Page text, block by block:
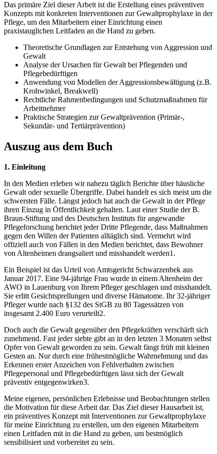
Das primäre Ziel dieser Arbeit ist die Erstellung eines präventiven
Konzepts mit konkreten Interventionen zur Gewaltprophylaxe in der
Pflege, um den Mitarbeitern einer Einrichtung einen
praxistauglichen Leitfaden an die Hand zu geben.
Theoretische Grundlagen zur Entstehung von Aggression und
Gewalt
Analyse der Ursachen für Gewalt bei Pflegenden und
Pflegebedürftigen
Anwendung von Modellen der Aggressionsbewältigung (z.B.
Krohwinkel, Breakwell)
Rechtliche Rahmenbedingungen und Schutzmaßnahmen für
Arbeitnehmer
Praktische Strategien zur Gewaltprävention (Primär-,
Sekundär- und Tertiärprävention)
Auszug aus dem Buch
1. Einleitung
In den Medien erleben wir nahezu täglich Berichte über häusliche
Gewalt oder sexuelle Übergriffe. Dabei handelt es sich meist um die
schwersten Fälle. Längst jedoch hat auch die Gewalt in der Pflege
ihren Einzug in Öffentlichkeit gehalten. Laut einer Studie der B.
Braun-Stiftung und des Deutschen Instituts für angewandte
Pflegeforschung berichtet jeder Dritte Pflegende, dass Maßnahmen
gegen den Willen der Patienten alltäglich sind. Vermehrt wird
offiziell auch von Fällen in den Medien berichtet, dass Bewohner
von Altenheimen drangsaliert und misshandelt werden1.
Ein Beispiel ist das Urteil von Amtsgericht Schwarzenbek aus
Januar 2017. Eine 94-jährige Frau wurde in einem Altenheim der
AWO in Lauenburg von Ihrem Pfleger geschlagen und misshandelt.
Sie erlitt Gesichtsprellungen und diverse Hämatome. Ihr 32-jähriger
Pfleger wurde nach §132 des StGB zu 80 Tagessätzen von
insgesamt 2.400 Euro verurteilt2.
Doch auch die Gewalt gegenüber den Pflegekräften verschärft sich
zunehmend. Fast jeder siebte gibt an in den letzten 3 Monaten selbst
Opfer von Gewalt geworden zu sein. Gewalt fängt früh mit kleinen
Gesten an. Nur durch eine frühestmögliche Wahrnehmung und das
Erkennen erster Anzeichen von Fehlverhalten zwischen
Pflegepersonal und Pflegebedürftigen lässt sich der Gewalt
präventiv entgegenwirken3.
Meine eigenen, persönlichen Erlebnisse und Beobachtungen stellen
die Motivation für diese Arbeit dar. Das Ziel dieser Hausarbeit ist,
ein präventives Konzept mit Interventionen zur Gewaltprophylaxe
für meine Einrichtung zu erstellen, um den eigenen Mitarbeitern
einen Leitfaden mit in die Hand zu geben, um bestmöglich
sensibilisiert und vorbereitet zu sein.